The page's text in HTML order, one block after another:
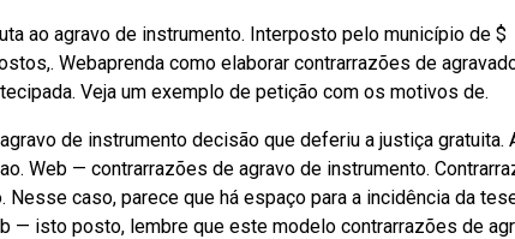
ao agravo de instrumento. Interposto pelo município de $
Webaprenda como elaborar contrarrazões de
Veja um exemplo de petição com os motivos de.
de instrumento decisão que deferiu a justiça gratuita.
Web — contrarrazões de agravo de instrumento.
caso, parece que há espaço para a incidência da
— isto posto, lembre que este modelo contrarrazões de